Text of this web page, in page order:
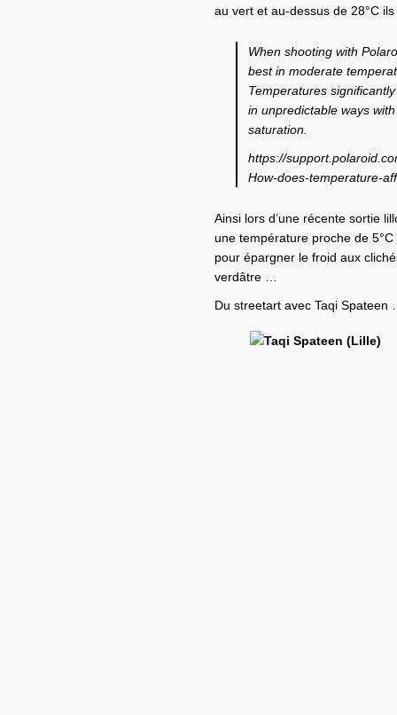
au vert et au-dessus de 28°C
When shooting with
best in moderate
Temperatures
in unpredictable ways
saturation.
https://
How-does-temperature-
Ainsi lors d’une récente sortie
une température proche de
pour épargner le froid aux
verdâtre …
Du streetart avec Taqi Spateen